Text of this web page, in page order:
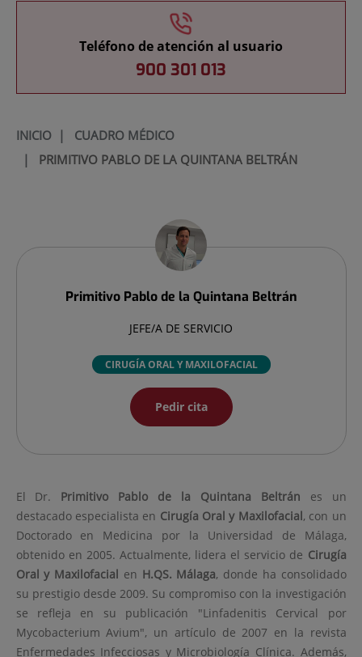
Teléfono de atención al usuario
900 301 013
INICIO| CUADRO MÉDICO
| PRIMITIVO PABLO DE LA QUINTANA BELTRÁN
Primitivo Pablo de la Quintana Beltrán
JEFE/A DE SERVICIO
CIRUGÍA ORAL Y MAXILOFACIAL
Pedir cita
El Dr. Primitivo Pablo de la Quintana Beltrán es un
destacado especialista en Cirugía Oral y Maxilofacial, con un
Doctorado en Medicina por la Universidad de Málaga,
obtenido en 2005. Actualmente, lidera el servicio de Cirugía
Oral y Maxilofacial en H.QS. Málaga, donde ha consolidado
su prestigio desde 2009. Su compromiso con la investigación
se refleja en su publicación "Linfadenitis Cervical por
Mycobacterium Avium", un artículo de 2007 en la revista
Enfermedades Infecciosas y Microbiología Clínica. Además,